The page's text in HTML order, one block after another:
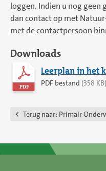
loggen. Indien u nog geen
dan contact op met
met de contactpersoon
Downloads
Leerplan in het
PDF bestand (358 KB)
Terug naar: Primair